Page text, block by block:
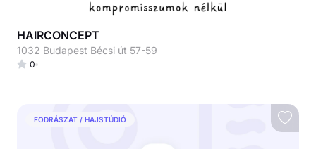
HAIRCONCEPT
1032 Budapest Bécsi út 57-59
0
FODRÁSZAT / HAJSTÚDIÓ